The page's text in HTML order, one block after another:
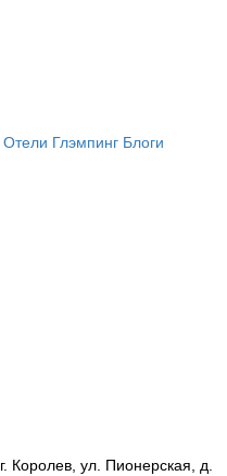
Отели Глэмпинг Блоги
г. Королев, ул. Пионерская, д.